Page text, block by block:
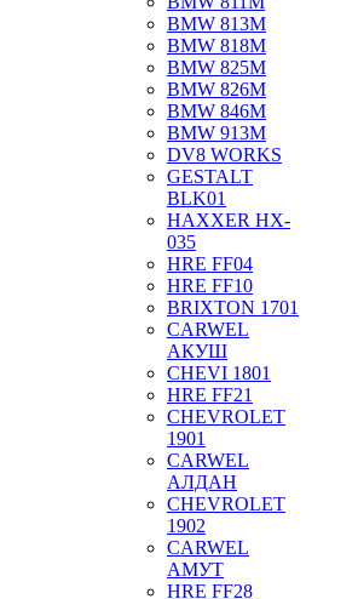
BMW 813M
BMW 818M
BMW 825M
BMW 826M
BMW 846M
BMW 913M
DV8 WORKS
GESTALT
BLK01
HAXXER HX-
035
HRE FF04
HRE FF10
BRIXTON 1701
CARWEL
АКУШ
CHEVI 1801
HRE FF21
CHEVROLET
1901
CARWEL
АЛДАН
CHEVROLET
1902
CARWEL
АМУТ
HRE FF28